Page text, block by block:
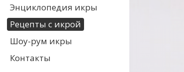
Энциклопедия икры
Рецепты с икрой
Шоу-рум икры
Контакты